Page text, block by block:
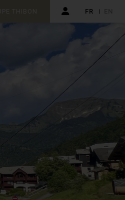
FR